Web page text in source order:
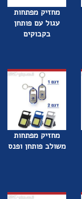
מחזיק מפתחות
עגול עם פותחן
בקבוקים
מחזיק מפתחות
משולב פותחן ופנס